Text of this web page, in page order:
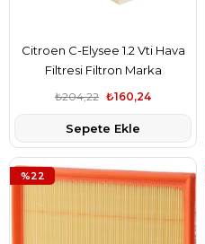
Citroen C-Elysee 1.2 Vti Hava
Filtresi Filtron Marka
9674725580
₺160,24
₺204,22
Sepete Ekle
%22